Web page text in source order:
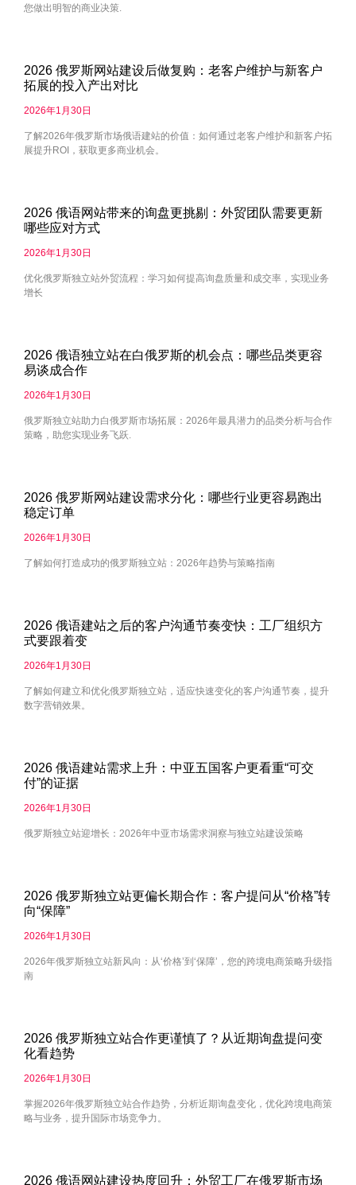
您做出明智的商业决策.
2026 俄罗斯网站建设后做复购：老客户维护与新客户
拓展的投入产出对比
2026年1月30日
了解2026年俄罗斯市场俄语建站的价值：如何通过老客户维护和新客户拓
展提升ROI，获取更多商业机会。
2026 俄语网站带来的询盘更挑剔：外贸团队需要更新
哪些应对方式
2026年1月30日
优化俄罗斯独立站外贸流程：学习如何提高询盘质量和成交率，实现业务
增长
2026 俄语独立站在白俄罗斯的机会点：哪些品类更容
易谈成合作
2026年1月30日
俄罗斯独立站助力白俄罗斯市场拓展：2026年最具潜力的品类分析与合作
策略，助您实现业务飞跃.
2026 俄罗斯网站建设需求分化：哪些行业更容易跑出
稳定订单
2026年1月30日
了解如何打造成功的俄罗斯独立站：2026年趋势与策略指南
2026 俄语建站之后的客户沟通节奏变快：工厂组织方
式要跟着变
2026年1月30日
了解如何建立和优化俄罗斯独立站，适应快速变化的客户沟通节奏，提升
数字营销效果。
2026 俄语建站需求上升：中亚五国客户更看重“可交
付”的证据
2026年1月30日
俄罗斯独立站迎增长：2026年中亚市场需求洞察与独立站建设策略
2026 俄罗斯独立站更偏长期合作：客户提问从“价格”转
向“保障”
2026年1月30日
2026年俄罗斯独立站新风向：从‘价格’到‘保障’，您的跨境电商策略升级指
南
2026 俄罗斯独立站合作更谨慎了？从近期询盘提问变
化看趋势
2026年1月30日
掌握2026年俄罗斯独立站合作趋势，分析近期询盘变化，优化跨境电商策
略与业务，提升国际市场竞争力。
2026 俄语网站建设热度回升：外贸工厂在俄罗斯市场